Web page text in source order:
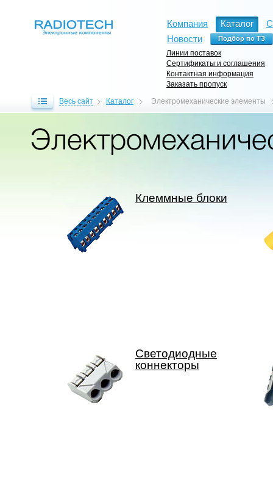
Компания Каталог
Новости
Линии поставок
Сертификаты и соглашения
Контактная информация
Заказать пропуск
Весь сайт Каталог Электромеханические элементы
Клеммные блоки
Светодиодные
коннекторы